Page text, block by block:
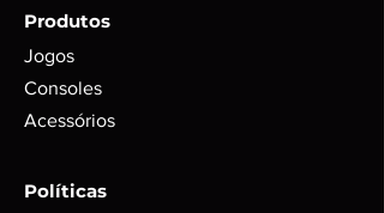
funcionamento em foto;
Para itens mais novos, não é
digitais foram ou não foram
utilizados. Exemplo: códigos, DLC’s
selo de garantia intacto;
Produtos
Jogos
Consoles
Acessórios
Políticas